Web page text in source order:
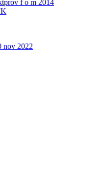
f o m 2014
nov 2022